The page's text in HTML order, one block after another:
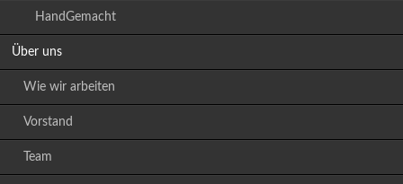
HandGemacht
Über uns
Wie wir arbeiten
Vorstand
Team